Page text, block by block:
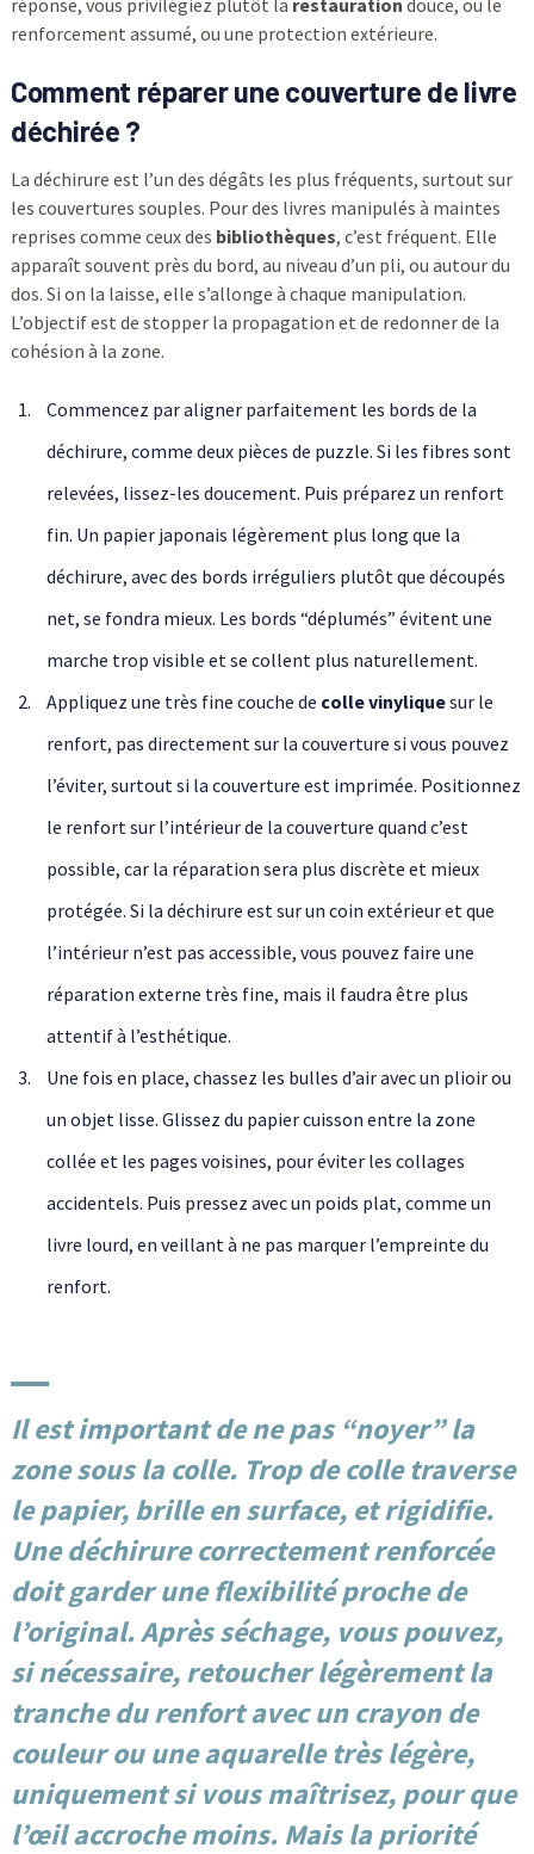
renforcement assumé, ou une protection extérieure.
Comment réparer une couverture de livre
déchirée ?
La déchirure est l’un des dégâts les plus fréquents, surtout sur
les couvertures souples. Pour des livres manipulés à maintes
reprises comme ceux des bibliothèques, c’est fréquent. Elle
apparaît souvent près du bord, au niveau d’un pli, ou autour du
dos. Si on la laisse, elle s’allonge à chaque manipulation.
L’objectif est de stopper la propagation et de redonner de la
cohésion à la zone.
Commencez par aligner parfaitement les bords de la
déchirure, comme deux pièces de puzzle. Si les fibres sont
relevées, lissez-les doucement. Puis préparez un renfort
fin. Un papier japonais légèrement plus long que la
déchirure, avec des bords irréguliers plutôt que découpés
net, se fondra mieux. Les bords “déplumés” évitent une
marche trop visible et se collent plus naturellement.
Appliquez une très fine couche de colle vinyliquesur le
renfort, pas directement sur la couverture si vous pouvez
l’éviter, surtout si la couverture est imprimée. Positionnez
le renfort sur l’intérieur de la couverture quand c’est
possible, car la réparation sera plus discrète et mieux
protégée. Si la déchirure est sur un coin extérieur et que
l’intérieur n’est pas accessible, vous pouvez faire une
réparation externe très fine, mais il faudra être plus
attentif à l’esthétique.
Une fois en place, chassez les bulles d’air avec un plioir ou
un objet lisse. Glissez du papier cuisson entre la zone
collée et les pages voisines, pour éviter les collages
accidentels. Puis pressez avec un poids plat, comme un
livre lourd, en veillant à ne pas marquer l’empreinte du
renfort.
Il est important de ne pas “noyer” la
zone sous la colle. Trop de colle traverse
le papier, brille en surface, et rigidifie.
Une déchirure correctement renforcée
doit garder une flexibilité proche de
l’original. Après séchage, vous pouvez,
si nécessaire, retoucher légèrement la
tranche du renfort avec un crayon de
couleur ou une aquarelle très légère,
uniquement si vous maîtrisez, pour que
l’œil accroche moins. Mais la priorité